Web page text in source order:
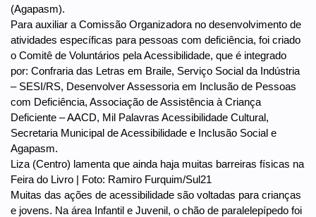
(Agapasm).
Para auxiliar a Comissão Organizadora no desenvolvimento de
atividades específicas para pessoas com deficiência, foi criado
o Comitê de Voluntários pela Acessibilidade, que é integrado
por: Confraria das Letras em Braile, Serviço Social da Indústria
– SESI/RS, Desenvolver Assessoria em Inclusão de Pessoas
com Deficiência, Associação de Assistência à Criança
Deficiente – AACD, Mil Palavras Acessibilidade Cultural,
Secretaria Municipal de Acessibilidade e Inclusão Social e
Agapasm.
Liza (Centro) lamenta que ainda haja muitas barreiras físicas na
Feira do Livro | Foto: Ramiro Furquim/Sul21
Muitas das ações de acessibilidade são voltadas para crianças
e jovens. Na área Infantil e Juvenil, o chão de paralelepípedo foi